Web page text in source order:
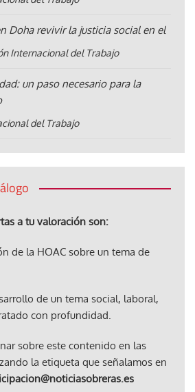
Doha revivir la justicia social en el
Internacional del Trabajo
un paso necesario para la
del Trabajo
a tu valoración son:
de la HOAC sobre un tema de
de un tema social, laboral,
con profundidad.
sobre este contenido en las
la etiqueta que señalamos en